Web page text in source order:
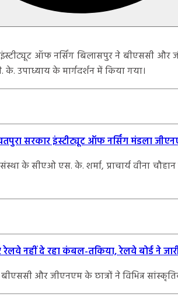
ऑफ नर्सिंग बिलासपुर ने बीएससी
के. उपाध्याय के मार्गदर्शन में किया गया।
सरकार इंस्टीट्यूट ऑफ नर्सिंग मंडला
के सीएओ एस. के. शर्मा, प्राचार्य वीना
रेलवे नहीं दे रहा कंबल-तकिया, रेलवे बोर्ड ने
और जीएनएम के छात्रों ने विभिन्न